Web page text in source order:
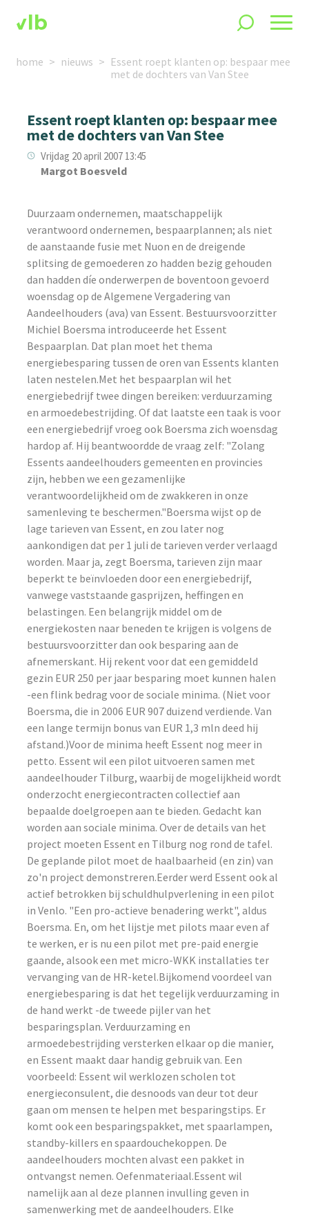
home nieuws
Essent roept klanten op: bespaar mee
met de dochters van Van Stee
Essent roept klanten op: bespaar mee
met de dochters van Van Stee
Vrijdag 20 april 2007 13:45
Margot Boesveld
Duurzaam ondernemen, maatschappelijk
verantwoord ondernemen, bespaarplannen; als niet
de aanstaande fusie met Nuon en de dreigende
splitsing de gemoederen zo hadden bezig gehouden
dan hadden díe onderwerpen de boventoon gevoerd
woensdag op de Algemene Vergadering van
Aandeelhouders (ava) van Essent. Bestuursvoorzitter
Michiel Boersma introduceerde het Essent
Bespaarplan. Dat plan moet het thema
energiebesparing tussen de oren van Essents klanten
laten nestelen.Met het bespaarplan wil het
energiebedrijf twee dingen bereiken: verduurzaming
en armoedebestrijding. Of dat laatste een taak is voor
een energiebedrijf vroeg ook Boersma zich woensdag
hardop af. Hij beantwoordde de vraag zelf: "Zolang
Essents aandeelhouders gemeenten en provincies
zijn, hebben we een gezamenlijke
verantwoordelijkheid om de zwakkeren in onze
samenleving te beschermen."Boersma wijst op de
lage tarieven van Essent, en zou later nog
aankondigen dat per 1 juli de tarieven verder verlaagd
worden. Maar ja, zegt Boersma, tarieven zijn maar
beperkt te beïnvloeden door een energiebedrijf,
vanwege vaststaande gasprijzen, heffingen en
belastingen. Een belangrijk middel om de
energiekosten naar beneden te krijgen is volgens de
bestuursvoorzitter dan ook besparing aan de
afnemerskant. Hij rekent voor dat een gemiddeld
gezin EUR 250 per jaar besparing moet kunnen halen
-een flink bedrag voor de sociale minima. (Niet voor
Boersma, die in 2006 EUR 907 duizend verdiende. Van
een lange termijn bonus van EUR 1,3 mln deed hij
afstand.)Voor de minima heeft Essent nog meer in
petto. Essent wil een pilot uitvoeren samen met
aandeelhouder Tilburg, waarbij de mogelijkheid wordt
onderzocht energiecontracten collectief aan
bepaalde doelgroepen aan te bieden. Gedacht kan
worden aan sociale minima. Over de details van het
project moeten Essent en Tilburg nog rond de tafel.
De geplande pilot moet de haalbaarheid (en zin) van
zo'n project demonstreren.Eerder werd Essent ook al
actief betrokken bij schuldhulpverlening in een pilot
in Venlo. "Een pro-actieve benadering werkt", aldus
Boersma. En, om het lijstje met pilots maar even af
te werken, er is nu een pilot met pre-paid energie
gaande, alsook een met micro-WKK installaties ter
vervanging van de HR-ketel.Bijkomend voordeel van
energiebesparing is dat het tegelijk verduurzaming in
de hand werkt -de tweede pijler van het
besparingsplan. Verduurzaming en
armoedebestrijding versterken elkaar op die manier,
en Essent maakt daar handig gebruik van. Een
voorbeeld: Essent wil werklozen scholen tot
energieconsulent, die desnoods van deur tot deur
gaan om mensen te helpen met besparingstips. Er
komt ook een besparingspakket, met spaarlampen,
standby-killers en spaardouchekoppen. De
aandeelhouders mochten alvast een pakket in
ontvangst nemen. Oefenmateriaal.Essent wil
namelijk aan al deze plannen invulling geven in
samenwerking met de aandeelhouders. Elke